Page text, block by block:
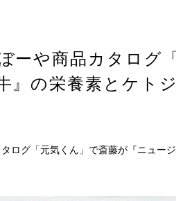
ーや商品カタログ
』の栄養素とケト
ログ「元気くん」で斎藤が『ニュー